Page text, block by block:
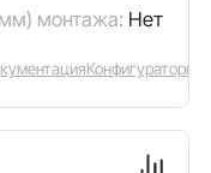
монтажа: Нет
Конфигураторы